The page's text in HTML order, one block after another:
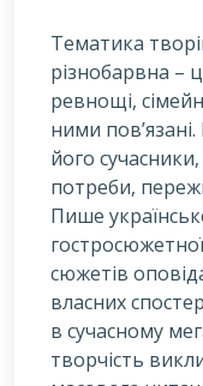
Тематика
різнобарвна –
ревнощі,
ними
його
потреби,
Пише
сюжетів
власних
в сучасному
творчість